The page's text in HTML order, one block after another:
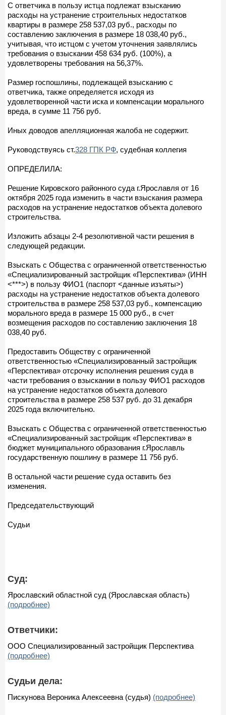
С ответчика в пользу истца подлежат взысканию
расходы на устранение строительных недостатков
квартиры в размере 258 537,03 руб., расходы по
составлению заключения в размере 18 038,40 руб.,
учитывая, что истцом с учетом уточнения заявлялись
требования о взыскании 458 634 руб. (100%), а
удовлетворены требования на 56,37%.
Размер госпошлины, подлежащей взысканию с
ответчика, также определяется исходя из
удовлетворенной части иска и компенсации морального
вреда, в сумме 11 756 руб.
Иных доводов апелляционная жалоба не содержит.
Руководствуясь ст.328 ГПК РФ, судебная коллегия
ОПРЕДЕЛИЛА:
Решение Кировского районного суда г.Ярославля от 16
октября 2025 года изменить в части взыскания размера
расходов на устранение недостатков объекта долевого
строительства.
Изложить абзацы 2-4 резолютивной части решения в
следующей редакции.
Взыскать с Общества с ограниченной ответственностью
«Специализированный застройщик «Перспектива» (ИНН
<***>) в пользу ФИО1 (паспорт <данные изъяты>)
расходы на устранение недостатков объекта долевого
строительства в размере 258 537,03 руб., компенсацию
морального вреда в размере 15 000 руб., в счет
возмещения расходов по составлению заключения 18
038,40 руб.
Предоставить Обществу с ограниченной
ответственностью «Специализированный застройщик
«Перспектива» отсрочку исполнения решения суда в
части требования о взыскании в пользу ФИО1 расходов
на устранение недостатков объекта долевого
строительства в размере 258 537 руб. до 31 декабря
2025 года включительно.
Взыскать с Общества с ограниченной ответственностью
«Специализированный застройщик «Перспектива» в
бюджет муниципального образования г.Ярославль
государственную пошлину в размере 11 756 руб.
В остальной части решение суда оставить без
изменения.
Председательствующий
Судьи
Суд:
Ярославский областной суд (Ярославская область)
(подробнее)
Ответчики:
ООО Специализированный застройщик Перспектива
(подробнее)
Судьи дела:
Пискунова Вероника Алексеевна (судья) (подробнее)